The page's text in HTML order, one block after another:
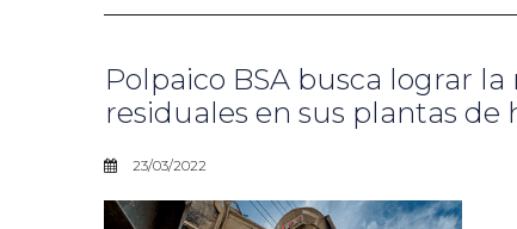
Polpaico BSA busca lograr
residuales en sus plantas de
23/03/2022